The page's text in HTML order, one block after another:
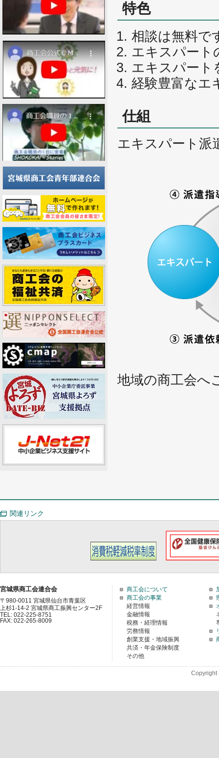
特色
相談は無料で
エキスパート
エキスパート
経験豊富なエ
仕組
エキスパート派
地域の商工会へ
関連リンク
宮城県商工会連合会
〒980-0011 宮城県仙台市青葉区
上杉1-14-2 宮城県商工振興センター2F
TEL: 022-225-8751
FAX: 022-265-8009
商工会について
商工会の事業
経営情報
金融情報
税務・経理情報
労務情報
創業支援・地域振興
共済・年金保険制度
その他
Copyright